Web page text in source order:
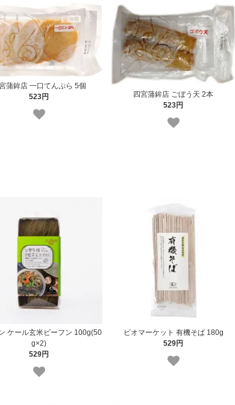
蒲鉾店 一口てんぷら 5個
523円
四宮蒲鉾店 ごぼう天 2本
523円
ケール玄米ビーフン 100g(50
g×2)
529円
ビオマーケット 有機そば 180g
529円